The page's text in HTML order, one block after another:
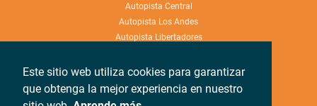
Este sitio web utiliza cookies para garantizar
que obtenga la mejor experiencia en nuestro
Autopista Central
Autopista Los Andes
Autopista Libertadores
Ayuda
Trabaja con nosotros